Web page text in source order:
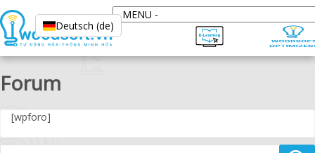
Forum
[wpforo]
Deutsch (de)